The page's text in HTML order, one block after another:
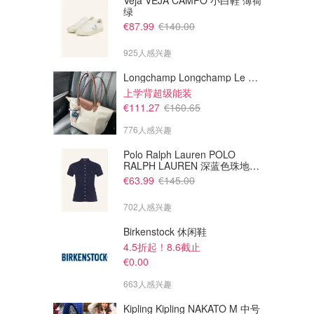
绿
€87.99 €140.00
925人感兴趣
Longchamp Longchamp Le Pliage 大号手提包
上学背超级能装
€111.27 €160.65
776人感兴趣
Polo Ralph Lauren POLO
RALPH LAUREN 深蓝色珠地布
Polo衫
€63.99 €145.00
702人感兴趣
Birkenstock 休闲鞋
4.5折起！8.6截止
€0.00
663人感兴趣
Kipling Kipling NAKATO M 中号